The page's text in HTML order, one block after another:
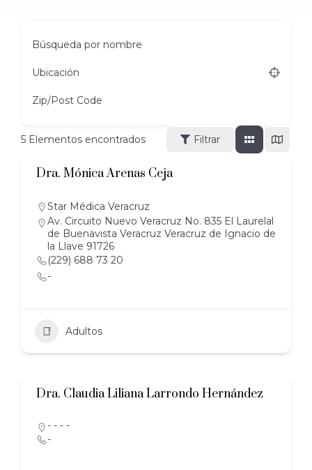
Búsqueda por nombre
Ubicación
Zip/Post Code
5 Elementos encontrados Filtrar
Dra. Mónica Arenas Ceja
Star Médica Veracruz
Av. Circuito Nuevo Veracruz No. 835 El Laurelal
de Buenavista Veracruz Veracruz de Ignacio de
la Llave 91726
(229) 688 73 20
-
Adultos
Dra. Claudia Liliana Larrondo Hernández
- - - -
-